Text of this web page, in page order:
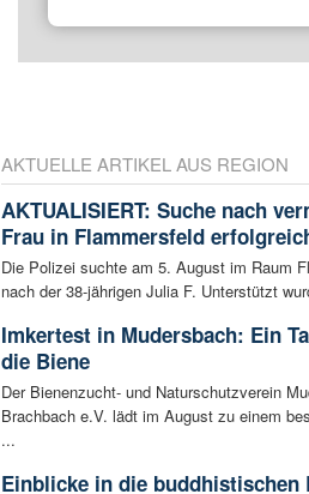
AKTUELLE ARTIKEL AUS REGION
AKTUALISIERT: Suche nach
Frau in Flammersfeld
Die Polizei suchte am 5. August im Raum
nach der 38-jährigen Julia F. Unterstützt
Imkertest in Mudersbach: Ein
die Biene
Der Bienenzucht- und Naturschutzverein
Brachbach e.V. lädt im August zu einem
...
Einblicke in die buddhistischen